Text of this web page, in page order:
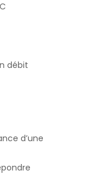
débit
d’une